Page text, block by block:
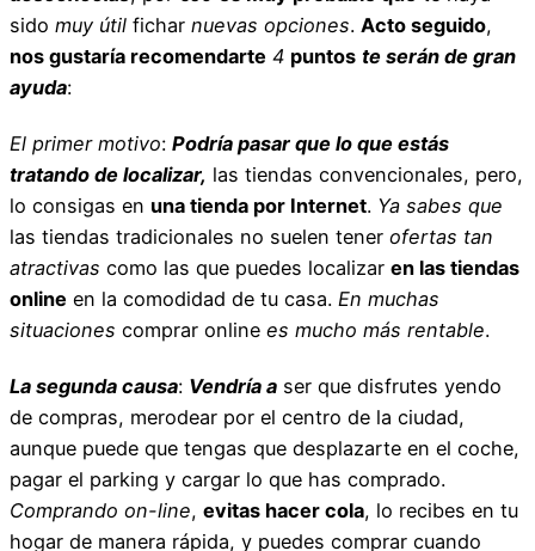
sido muy útil fichar nuevas opciones. Acto seguido,
nos gustaría recomendarte 4 puntos te serán de gran
ayuda:
El primer motivo: Podría pasar que lo que estás
tratando de localizar, las tiendas convencionales, pero,
lo consigas en una tienda por Internet. Ya sabes que
las tiendas tradicionales no suelen tener ofertas tan
atractivas como las que puedes localizar en las tiendas
online en la comodidad de tu casa. En muchas
situaciones comprar online es mucho más rentable.
La segunda causa: Vendría a ser que disfrutes yendo
de compras, merodear por el centro de la ciudad,
aunque puede que tengas que desplazarte en el coche,
pagar el parking y cargar lo que has comprado.
Comprando on-line, evitas hacer cola, lo recibes en tu
hogar de manera rápida, y puedes comprar cuando